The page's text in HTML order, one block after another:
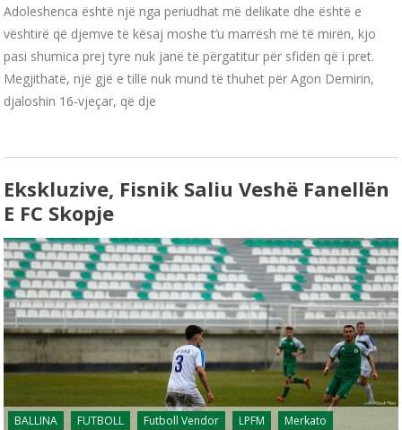
Adoleshenca është një nga periudhat më delikate dhe është e
vështirë që djemve të kësaj moshe t’u marrësh më të mirën, kjo
pasi shumica prej tyre nuk janë të përgatitur për sfidën që i pret.
Megjithatë, një gjë e tillë nuk mund të thuhet për Agon Demirin,
djaloshin 16-vjeçar, që dje
Ekskluzive, Fisnik Saliu Veshë Fanellën
E FC Skopje
BALLINA FUTBOLL Futboll Vendor LPFM
Merkato